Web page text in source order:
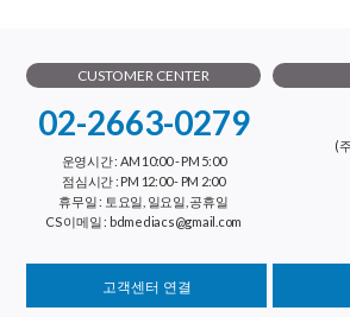
CUSTOMER CENTER
02-2663-0279
운영시간 : AM 10:00 - PM 5:00
점심시간 : PM 12:00 - PM 2:00
휴무일 : 토요일, 일요일, 공휴일
CS 이메일 : bdmediacs@gmail.com
(
고객센터 연결